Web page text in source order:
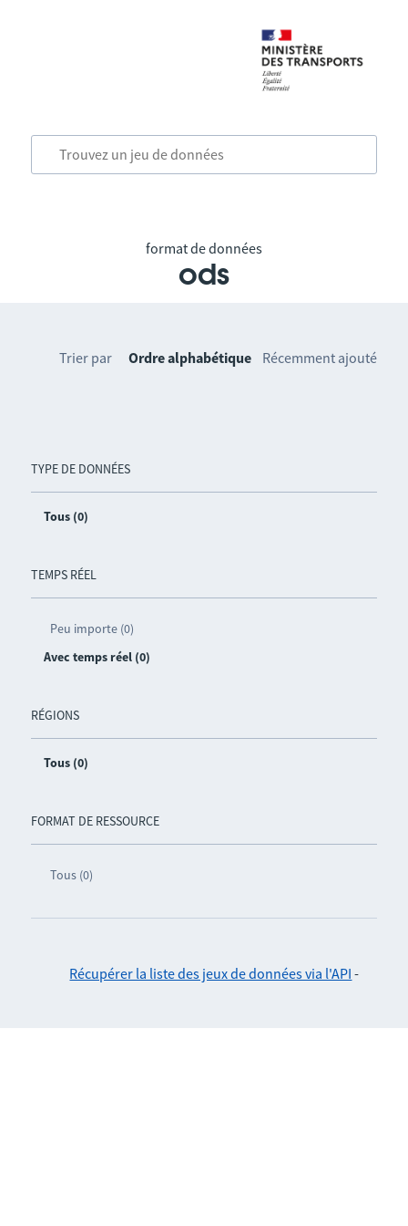
format de données
ods
TYPE DE DONNÉES
Tous (0)
TEMPS RÉEL
Peu importe (0)
Avec temps réel (0)
RÉGIONS
Tous (0)
FORMAT DE RESSOURCE
Tous (0)
Trier par Ordre alphabétique Récemment ajouté
Récupérer la liste des jeux de données via l'API -